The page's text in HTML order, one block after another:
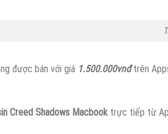
được bán với giá 1.500.000vnđ trên
Creed Shadows Macbook trực tiếp từ